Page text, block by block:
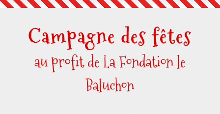
Skip
contentCampagne des fêtes
au profit de La Fondation le
Baluchon